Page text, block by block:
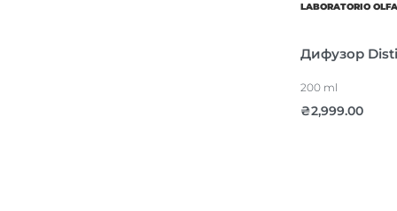
LABORATORIO
Дифузор
200 ml
₴2,999.00